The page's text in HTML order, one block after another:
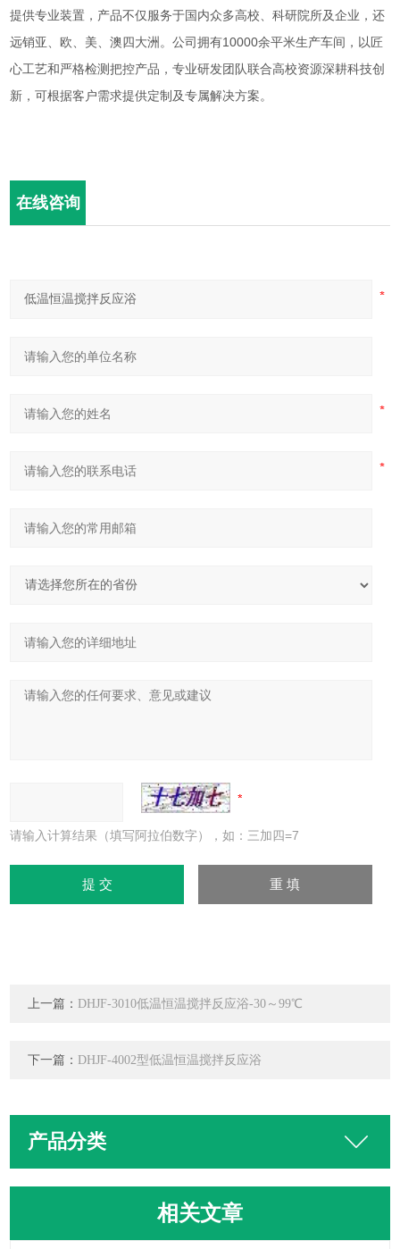
提供专业装置，产品不仅服务于国内众多高校、科研院所及企业，还
远销亚、欧、美、澳四大洲。公司拥有10000余平米生产车间，以匠
心工艺和严格检测把控产品，专业研发团队联合高校资源深耕科技创
新，可根据客户需求提供定制及专属解决方案。
在线咨询
请输入计算结果（填写阿拉伯数字），如：三加四=7
上一篇： DHJF-3010低温恒温搅拌反应浴-30～99℃
下一篇： DHJF-4002型低温恒温搅拌反应浴
产品分类
相关文章